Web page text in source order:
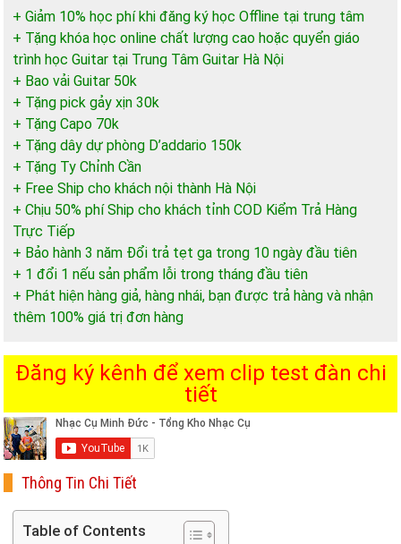
+ Giảm 10% học phí khi đăng ký học Offline tại trung tâm
+ Tặng khóa học online chất lượng cao hoặc quyển giáo
trình học Guitar tại Trung Tâm Guitar Hà Nội
+ Bao vải Guitar 50k
+ Tặng pick gảy xịn 30k
+ Tặng Capo 70k
+ Tặng dây dự phòng D’addario 150k
+ Tặng Ty Chỉnh Cần
+ Free Ship cho khách nội thành Hà Nội
+ Chịu 50% phí Ship cho khách tỉnh COD Kiểm Trả Hàng
Trực Tiếp
+ Bảo hành 3 năm Đổi trả tẹt ga trong 10 ngày đầu tiên
+ 1 đổi 1 nếu sản phẩm lỗi trong tháng đầu tiên
+ Phát hiện hàng giả, hàng nhái, bạn được trả hàng và nhận
thêm 100% giá trị đơn hàng
Đăng ký kênh để xem clip test đàn chi
tiết
Thông Tin Chi Tiết
Table of Contents